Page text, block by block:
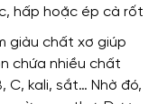
hấp hoặc ép cà rốt
giàu chất xơ giúp
chứa nhiều chất
C, kali, sắt… Nhờ đó,